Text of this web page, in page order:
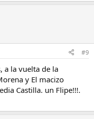
#9
a la vuelta de la
y El macizo
Castilla. un Flipe!!!.